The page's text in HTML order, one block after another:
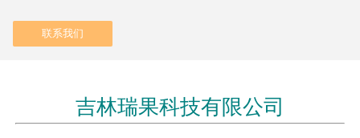
联系我们
吉林瑞果科技有限公司